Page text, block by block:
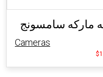
ماركه سامسونج
Cameras